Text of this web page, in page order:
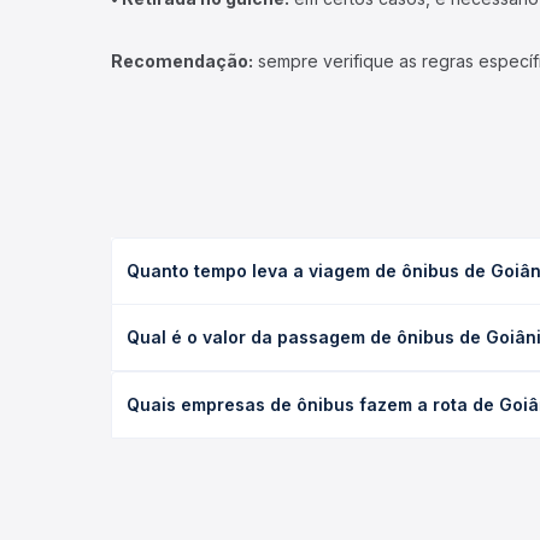
Recomendação: sempre verifique as regras
Quanto tempo leva a viagem de ônibus de
ou leito) e as condições de tráfego. Na Quero
Qual é o valor da passagem de ônibus de
e a antecedência da compra. Na Quero
Quais empresas de ônibus fazem a rota de